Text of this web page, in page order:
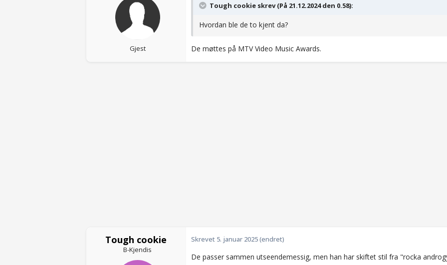
Gjest
Tough cookie skrev (På 21.12.2024 den 0.58):
Hvordan ble de to kjent da?
De møttes på MTV Video Music Awards.
Tough cookie
B-Kjendis
Skrevet 5. januar 2025(endret)
De passer sammen utseendemessig, men han har skiftet stil fra "rocka